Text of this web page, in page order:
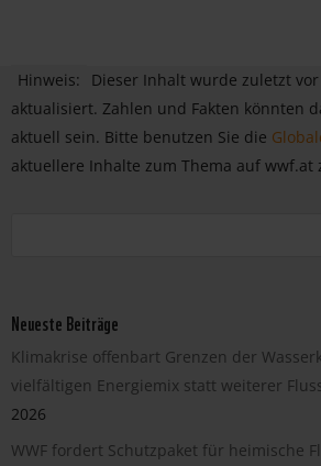
Hinweis:
Dieser Inhalt wurde zuletzt
aktualisiert. Zahlen und Fakten könnten
aktuell sein. Bitte benutzen Sie die
aktuellere Inhalte zum Thema auf wwf.at
Neueste Beiträge
Klimakrise offenbart Grenzen der
vielfältigen Energiemix statt weiterer
2026
WWF fordert Schutzpaket für heimische